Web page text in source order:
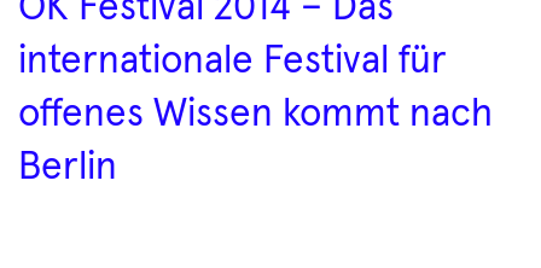
OK Festival 2014 – Das
internationale Festival für
offenes Wissen kommt nach
Berlin